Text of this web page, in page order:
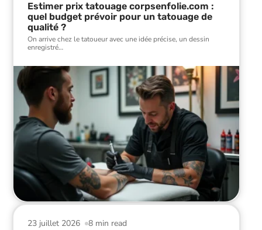
Estimer prix tatouage corpsenfolie.com :
quel budget prévoir pour un tatouage de
qualité ?
On arrive chez le tatoueur avec une idée précise, un dessin
enregistré…
8 min read
23 juillet 2026